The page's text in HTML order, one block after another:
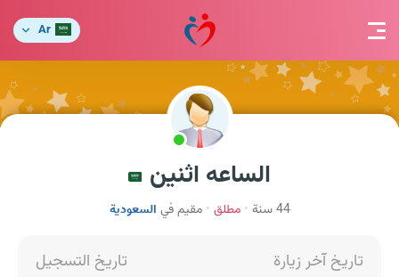
Ar
الساعه اثنين
44 سنة مطلق مقيم في السعودية
تاريخ آخر زيارة
تاريخ التسجيل